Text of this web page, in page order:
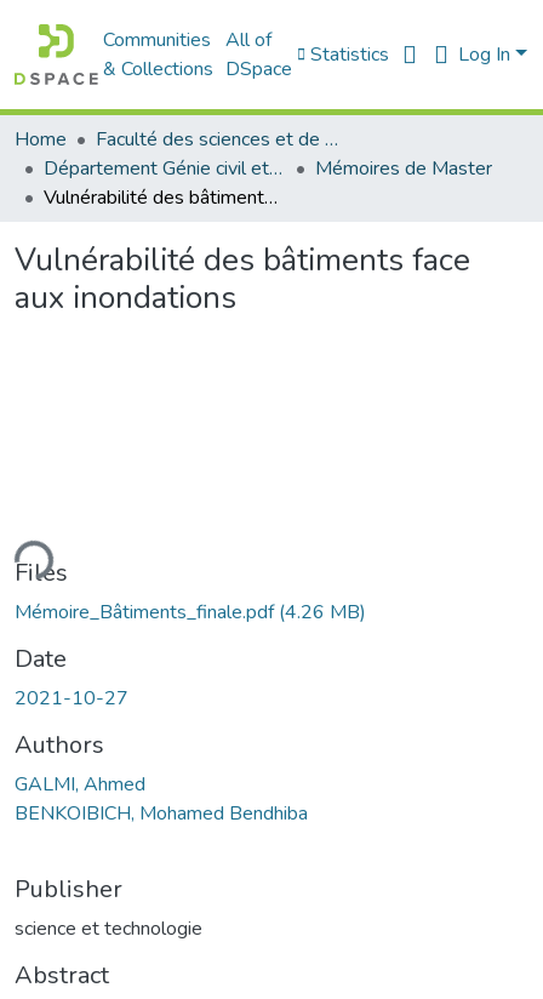
Communities
& Collections
All of
DSpace
Statistics Log In
Home
Faculté des sciences et de la technologie
Département Génie civil et Architecture
Mémoires de Master
Vulnérabilité des bâtiments face aux inondations
Vulnérabilité des bâtiments face
aux inondations
Files
Mémoire_Bâtiments_finale.pdf(4.26 MB)
Date
2021-10-27
Authors
GALMI, Ahmed
BENKOIBICH, Mohamed Bendhiba
Publisher
science et technologie
Abstract